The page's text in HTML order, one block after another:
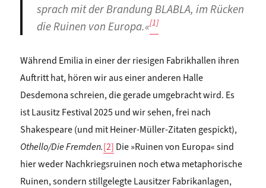
sprach mit der Brandung BLABLA, im Rücken
die Ruinen von Europa.«[1]
Während Emilia in einer der riesigen Fabrikhallen ihren
Auftritt hat, hören wir aus einer anderen Halle
Desdemona schreien, die gerade umgebracht wird. Es
ist Lausitz Festival 2025 und wir sehen, frei nach
Shakespeare (und mit Heiner-Müller-Zitaten gespickt),
Othello/Die Fremden.[2] Die »Ruinen von Europa« sind
hier weder Nachkriegsruinen noch etwa metaphorische
Ruinen, sondern stillgelegte Lausitzer Fabrikanlagen,